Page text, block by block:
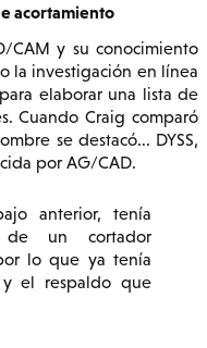
acortamiento
CAM y su conocimiento
la investigación en línea
elaborar una lista de
Cuando Craig comparó
se destacó... DYSS,
por AG/CAD.
anterior, tenía
un cortador
lo que ya tenía
y el respaldo que